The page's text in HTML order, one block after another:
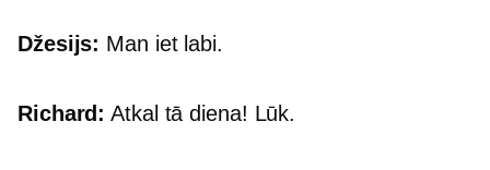
Džesijs: Man iet labi.
Richard: Atkal tā diena! Lūk.